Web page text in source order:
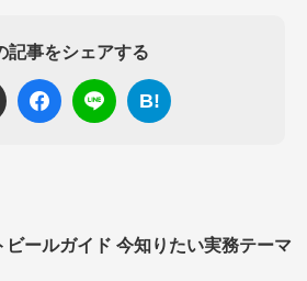
記事をシェアする
B!
ビールガイド 今知りたい実務テーマ